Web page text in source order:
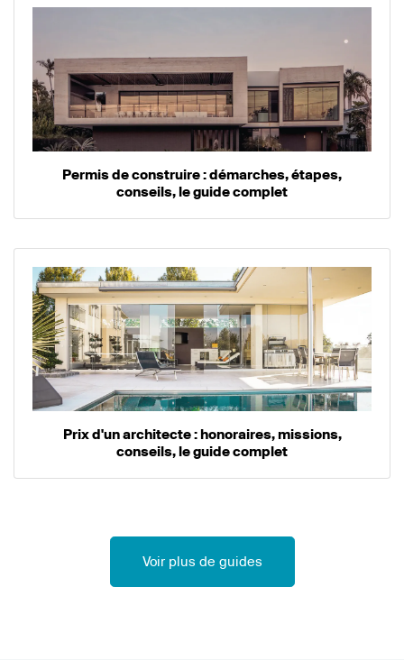
Permis de construire : démarches, étapes,
conseils, le guide complet
Prix d'un architecte : honoraires, missions,
conseils, le guide complet
Voir plus de guides